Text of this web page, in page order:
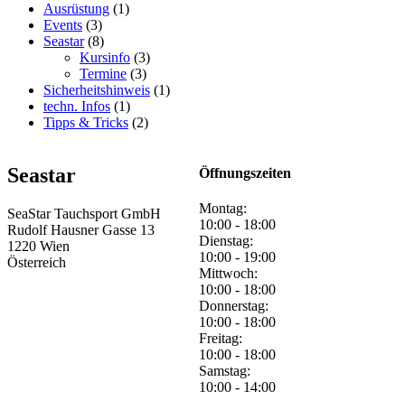
Ausrüstung (1)
Events (3)
Seastar(8)
Kursinfo (3)
Termine (3)
Sicherheitshinweis (1)
techn. Infos (1)
Tipps & Tricks (2)
Seastar
SeaStar Tauchsport GmbH
Rudolf Hausner Gasse 13
1220 Wien
Österreich
Öffnungszeiten
Montag:
10:00 - 18:00
Dienstag:
10:00 - 19:00
Mittwoch:
10:00 - 18:00
Donnerstag:
10:00 - 18:00
Freitag:
10:00 - 18:00
Samstag:
10:00 - 14:00